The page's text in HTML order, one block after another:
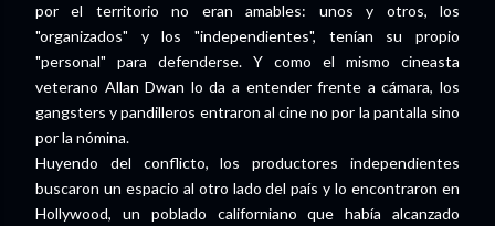
por el territorio no eran amables: unos y otros, los
"organizados" y los "independientes", tenían su propio
"personal" para defenderse. Y como el mismo cineasta
veterano Allan Dwan lo da a entender frente a cámara, los
gangsters y pandilleros entraron al cine no por la pantalla sino
por la nómina.
Huyendo del conflicto, los productores independientes
buscaron un espacio al otro lado del país y lo encontraron en
Hollywood, un poblado californiano que había alcanzado